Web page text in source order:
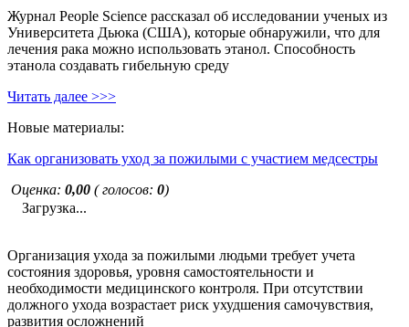
Журнал People Science рассказал об исследовании ученых из
Университета Дьюка (США), которые обнаружили, что для
лечения рака можно использовать этанол. Способность
этанола создавать гибельную среду
Читать далее >>>
Новые материалы:
Как организовать уход за пожилыми с участием медсестры
Оценка: 0,00 ( голосов: 0)
Загрузка...
Организация ухода за пожилыми людьми требует учета
состояния здоровья, уровня самостоятельности и
необходимости медицинского контроля. При отсутствии
должного ухода возрастает риск ухудшения самочувствия,
развития осложнений